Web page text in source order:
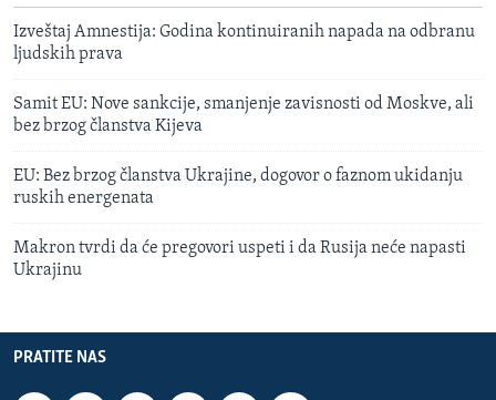
Izveštaj Amnestija: Godina kontinuiranih napada na odbranu
ljudskih prava
Samit EU: Nove sankcije, smanjenje zavisnosti od Moskve, ali
bez brzog članstva Kijeva
EU: Bez brzog članstva Ukrajine, dogovor o faznom ukidanju
ruskih energenata
Makron tvrdi da će pregovori uspeti i da Rusija neće napasti
Ukrajinu
PRATITE NAS